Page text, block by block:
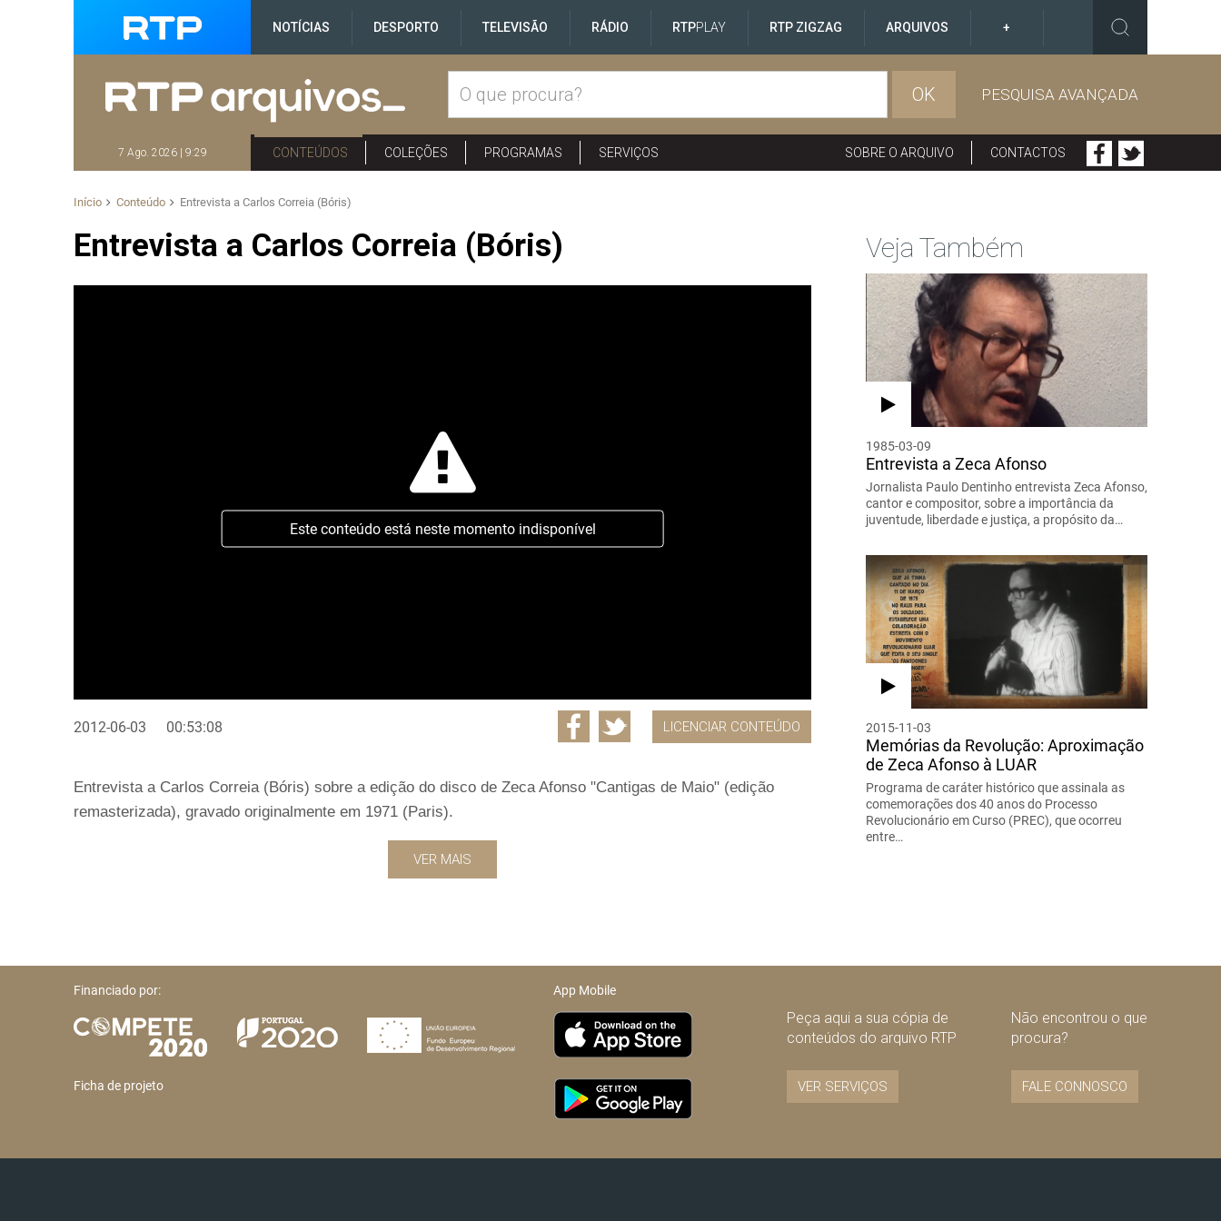
NOTÍCIAS DESPORTO TELEVISÃO RÁDIO RTPPLAY RTP ZIGZAG ARQUIVOS +
OK PESQUISA AVANÇADA
7 Ago. 2026 | 9:29 CONTEÚDOS COLEÇÕES PROGRAMAS SERVIÇOS SOBRE O ARQUIVO CONTACTOS
Início Conteúdo Entrevista a Carlos Correia (Bóris)
Entrevista a Carlos Correia (Bóris)
Este conteúdo está neste momento indisponível
2012-06-03 00:53:08 LICENCIAR CONTEÚDO
Entrevista a Carlos Correia (Bóris) sobre a edição do disco de Zeca Afonso "Cantigas de Maio" (edição
remasterizada), gravado originalmente em 1971 (Paris).
VER MAIS
Veja Também
1985-03-09
Entrevista a Zeca Afonso
Jornalista Paulo Dentinho entrevista Zeca Afonso,
cantor e compositor, sobre a importância da
juventude, liberdade e justiça, a propósito da…
2015-11-03
Memórias da Revolução: Aproximação
de Zeca Afonso à LUAR
Programa de caráter histórico que assinala as
comemorações dos 40 anos do Processo
Revolucionário em Curso (PREC), que ocorreu
entre…
Financiado por:
Ficha de projeto
App Mobile
Peça aqui a sua cópia de
conteúdos do arquivo RTP
VER SERVIÇOS
Não encontrou o que
procura?
FALE CONNOSCO